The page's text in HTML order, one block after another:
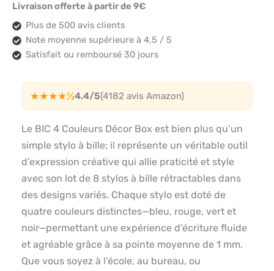
Livraison offerte à partir de 9€
Plus de 500 avis clients
Note moyenne supérieure à 4,5 / 5
Satisfait ou remboursé 30 jours
★★★★½4.4/5(4182 avis Amazon)
Le BIC 4 Couleurs Décor Box est bien plus qu’un
simple stylo à bille; il représente un véritable outil
d’expression créative qui allie praticité et style
avec son lot de 8 stylos à bille rétractables dans
des designs variés. Chaque stylo est doté de
quatre couleurs distinctes—bleu, rouge, vert et
noir—permettant une expérience d’écriture fluide
et agréable grâce à sa pointe moyenne de 1 mm.
Que vous soyez à l’école, au bureau, ou